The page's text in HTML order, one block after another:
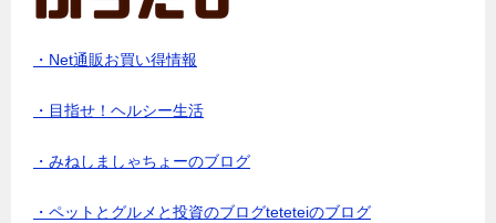
・Net通販お買い得情報
・目指せ！ヘルシー生活
・みねしましゃちょーのブログ
・ペットとグルメと投資のブログteteteiのブログ